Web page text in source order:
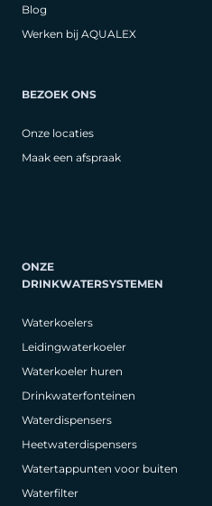
Blog
Werken bij AQUALEX
BEZOEK ONS
Onze locaties
Maak een afspraak
ONZE
DRINKWATERSYSTEMEN
Waterkoelers
Leidingwaterkoeler
Waterkoeler huren
Drinkwaterfonteinen
Waterdispensers
Heetwaterdispensers
Watertappunten voor buiten
Waterfilter